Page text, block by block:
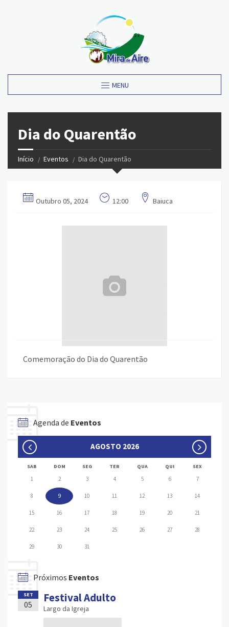
MENU
Dia do Quarentão
Início Eventos Dia do Quarentão
Outubro 05, 2024 12:00 Baiuca
Comemoração do Dia do Quarentão
Agenda de Eventos
AGOSTO 2026
SAB DOM SEG TER QUA QUI SEX
1 2 3 4 5 6 7
8 9 10 11 12 13 14
15 16 17 18 19 20 21
22 23 24 25 26 27 28
29 30 31
Próximos Eventos
SET
05 Festival Adulto
Largo da Igreja